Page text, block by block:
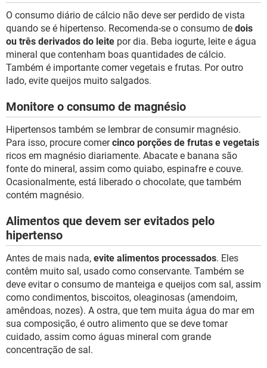
O consumo diário de cálcio não deve ser perdido de vista
quando se é hipertenso. Recomenda-se o consumo de dois
ou três derivados do leite por dia. Beba iogurte, leite e água
mineral que contenham boas quantidades de cálcio.
Também é importante comer vegetais e frutas. Por outro
lado, evite queijos muito salgados.
Monitore o consumo de magnésio
Hipertensos também se lembrar de consumir magnésio.
Para isso, procure comercinco porções de frutas e vegetais
ricos em magnésio diariamente. Abacate e banana são
fonte do mineral, assim como quiabo, espinafre e couve.
Ocasionalmente, está liberado o chocolate, que também
contém magnésio.
Alimentos que devem ser evitados pelo
hipertenso
Antes de mais nada, evite alimentos processados. Eles
contêm muito sal, usado como conservante. Também se
deve evitar o consumo de manteiga e queijos com sal, assim
como condimentos, biscoitos, oleaginosas (amendoim,
amêndoas, nozes). A ostra, que tem muita água do mar em
sua composição, é outro alimento que se deve tomar
cuidado, assim como águas mineral com grande
concentração de sal.